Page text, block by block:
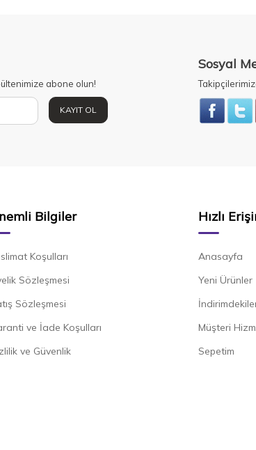
abone olun!
KAYIT OL
Sosyal
Bilgiler
Koşulları
Sözleşmesi
Sözleşmesi
ve İade Koşulları
ve Güvenlik
Hızlı
Anasayfa
Yeni Ürünler
Müşteri
Sepetim